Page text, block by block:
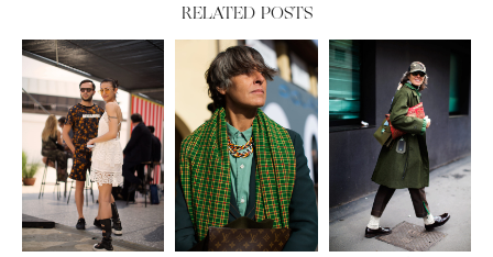
RELATED POSTS